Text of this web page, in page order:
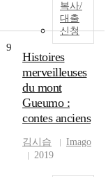
복사/
대출
신청
9
Histoires
merveilleuses
du mont
Gueumo :
contes anciens
김시습
Imago
2019